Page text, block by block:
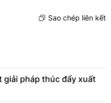
Sao chép liên kết
giải pháp thúc đẩy xuất